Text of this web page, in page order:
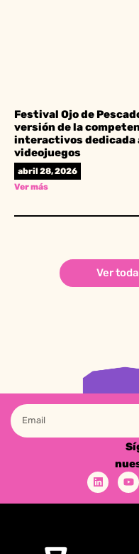
Festival Ojo de
versión de la
interactivos dedicada
videojuegos
abril 28, 2026
Ver más
Ver